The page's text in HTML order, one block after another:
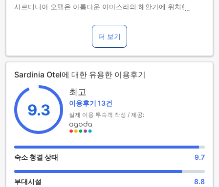
사르디니아 오텔은 아름다운 아마스라의 해안가에 위치한 매력
입니다. 체크인 시간은 오후 2시부터 시작되며, 체크아웃은 정
오 12시까지 가능합니다. 이곳에서의 숙박은 여유롭고 편안한
하지만, 가족 여행을 계획하시는 분들은 참고하셔야 할 점이 있
습니다. 사르디니아 오텔은 어린이 무료 숙박 정책이 없으며, 추
가 요금이 발생할 수 있습니다. 따라서, 어린이와 함께하는 여행
시 미리 숙소 요금에 대한 확인이 필요합니다. 아마스라의 아름
다움을 만끽하며, 사르디니아 오텔에서 잊지 못할 추억을 만들
어 보세요.
사르디니아 호텔의 엔터테인먼트 시설
을 취하며 즐길 수 있는 다양한 엔터테인먼트 시설을 제공합니
다. 호텔 내 바에서는 다양한 음료와 스낵을 즐기며 친구나 가족
과 함께 소중한 시간을 보낼 수 있습니다. 바의 아늑한 분위기
속에서 여유로운 저녁을 보내며, 현지 음료와 함께 여행의 피로
더 보기
Sardinia Otel에 대한 유용한 이용후기
9.3
최고
이용후기 13건
실제 이용 투숙객 작성 / 제공:
숙소 청결 상태 9.7
부대시설 8.8